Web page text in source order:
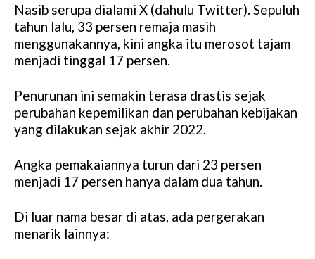
Nasib serupa dialami X (dahulu Twitter). Sepuluh
tahun lalu, 33 persen remaja masih
menggunakannya, kini angka itu merosot tajam
menjadi tinggal 17 persen.
Penurunan ini semakin terasa drastis sejak
perubahan kepemilikan dan perubahan kebijakan
yang dilakukan sejak akhir 2022.
Angka pemakaiannya turun dari 23 persen
menjadi 17 persen hanya dalam dua tahun.
Di luar nama besar di atas, ada pergerakan
menarik lainnya: